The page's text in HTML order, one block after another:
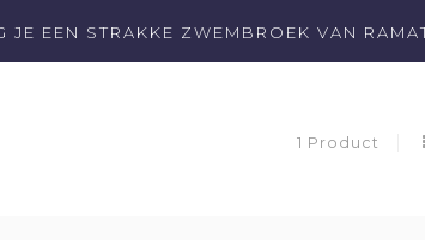
JE EEN STRAKKE ZWEMBROEK VAN
1 Product